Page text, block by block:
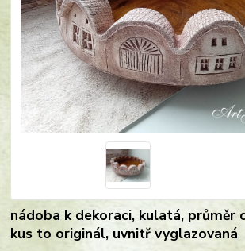
nádoba k dekoraci, kulatá, průměr
kus to originál, uvnitř vyglazovaná